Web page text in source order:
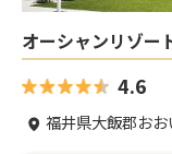
オーシャンリゾ
4.6
福井県大飯郡お